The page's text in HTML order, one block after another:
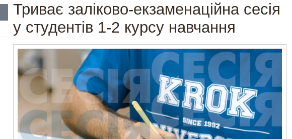
Триває заліково-екзаменаційна сесія
у студентів 1-2 курсу навчання